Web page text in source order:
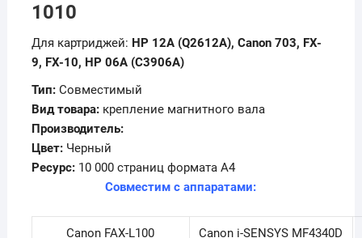
1010
Для картриджей: HP 12A (Q2612A), Canon 703, FX-
9, FX-10, HP 06A (C3906A)
Тип: Совместимый
Вид товара: крепление магнитного вала
Производитель:
Цвет: Черный
Ресурс: 10 000 страниц формата А4
Совместим с аппаратами:
Canon FAX-L100
Canon i-SENSYS MF4340D